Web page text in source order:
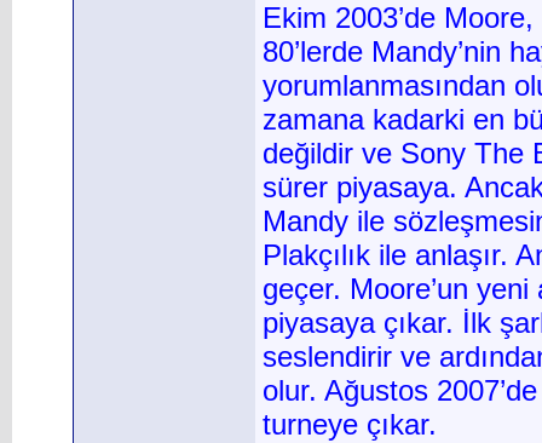
Ekim 2003’de
80’lerde Mandy’nin
yorumlanmasından
zamana kadarki en
değildir ve Sony The
sürer piyasaya.
Mandy ile
Plakçılık ile anlaşır.
geçer. Moore’un
piyasaya çıkar. İlk
seslendirir ve
olur. Ağustos
turneye çıkar.